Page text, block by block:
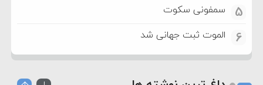
5 سمفونی سکوت
6 الموت ثبت جهانی شد